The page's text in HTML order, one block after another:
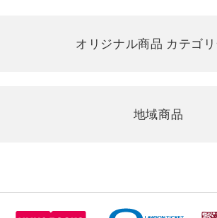
オリジナル商品 カテゴ
地域商品